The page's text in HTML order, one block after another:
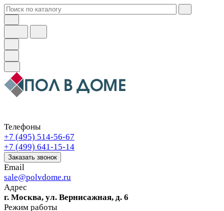
Телефоны
+7 (495) 514-56-67
+7 (499) 641-15-14
Заказать звонок
Email
sale@polvdome.ru
Адрес
г. Москва, ул. Вернисажная, д. 6
Режим работы